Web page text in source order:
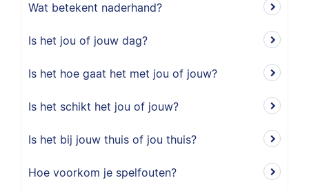
Wat betekent naderhand?
Is het jou of jouw dag?
Is het hoe gaat het met jou of jouw?
Is het schikt het jou of jouw?
Is het bij jouw thuis of jou thuis?
Hoe voorkom je spelfouten?